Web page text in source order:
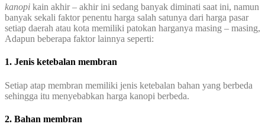
kanopi kain akhir – akhir ini sedang banyak diminati saat ini, namun
banyak sekali faktor penentu harga salah satunya dari harga pasar
setiap daerah atau kota memiliki patokan harganya masing – masing,
Adapun beberapa faktor lainnya seperti:
1. Jenis ketebalan membran
Setiap atap membran memiliki jenis ketebalan bahan yang berbeda
sehingga itu menyebabkan harga kanopi berbeda.
2. Bahan membran